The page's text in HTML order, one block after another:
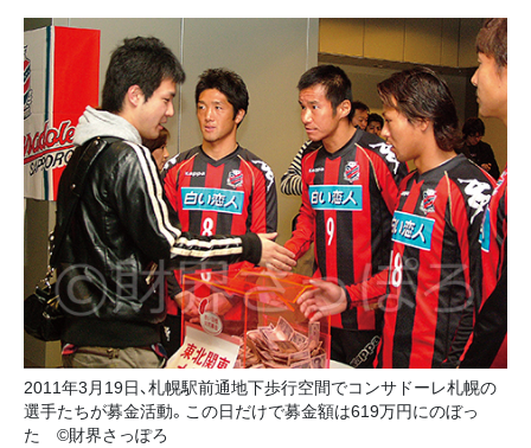
2011年3月19日、札幌駅前通地下歩行空間でコンサドーレ札幌の
選手たちが募金活動。この日だけで募金額は619万円にのぼっ
た ©財界さっぽろ